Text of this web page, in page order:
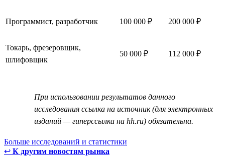
Программист, разработчик 100 000 ₽ 200 000 ₽
Токарь, фрезеровщик,
шлифовщик
50 000 ₽ 112 000 ₽
При использовании результатов данного
исследования ссылка на источник (для электронных
изданий — гиперссылка на hh.ru) обязательна.
Больше исследований и статистики
↩ К другим новостям рынка